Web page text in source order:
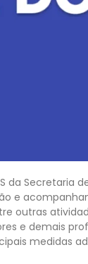
da
e
outras
e demais